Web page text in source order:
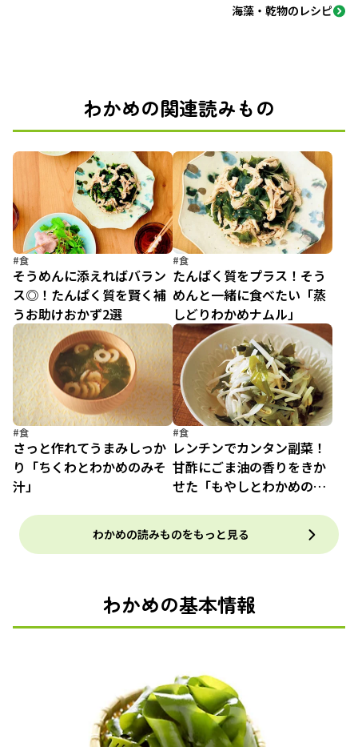
海藻・乾物のレシピ
わかめの関連読みもの
#食
そうめんに添えればバラン
ス◎！たんぱく質を賢く補
うお助けおかず2選
#食
たんぱく質をプラス！そう
めんと一緒に食べたい「蒸
しどりわかめナムル」
#食
さっと作れてうまみしっか
り「ちくわとわかめのみそ
汁」
#食
レンチンでカンタン副菜！
甘酢にごま油の香りをきか
せた「もやしとわかめの甘
わかめの読みものをもっと見る
わかめの基本情報